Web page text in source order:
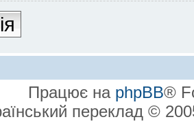
Працює на phpBB®
переклад ©